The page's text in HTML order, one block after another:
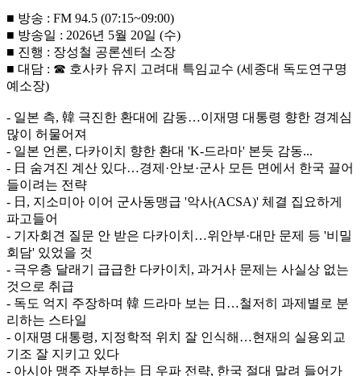
■ 방송 : FM 94.5 (07:15~09:00)
■ 방송일 : 2026년 5월 20일 (수)
■ 진행 : 장성철 공론센터 소장
■ 대담 : ☎ 호사카 유지 고려대 특임교수 (세종대 독도연구명
예소장)
- 일본 측, 韓 극진한 환대에 감동…이재명 대통령 향한 경계심
많이 허물어져
- 일본 언론, 다카이치 향한 환대 'K-드라마' 본듯 감동...
- 日 숨겨진 계산 있다…경제·안보·군사 모든 면에서 한국 끌어
들이려는 전략
- 日, 지소미아 이어 군사동맹급 '악사(ACSA)' 체결 집요하게
파고들어
- 기자회견 질문 안 받은 다카이치…위안부·대만 문제 등 '비밀
회담' 있었을 것
- 극우층 달래기 급급한 다카이치, 과거사 문제는 사실상 없는
것으로 취급
- 독도 억지 주장하며 韓 드라마 보는 日…철저히 과제별로 분
리하는 스타일
- 이재명 대통령, 지정학적 위치 잘 인식해…현재의 실용외교
기조 잘 지키고 있다
- 아시아 맹주 자부하는 日 우파 전략, 한국 절대 말려 들어가